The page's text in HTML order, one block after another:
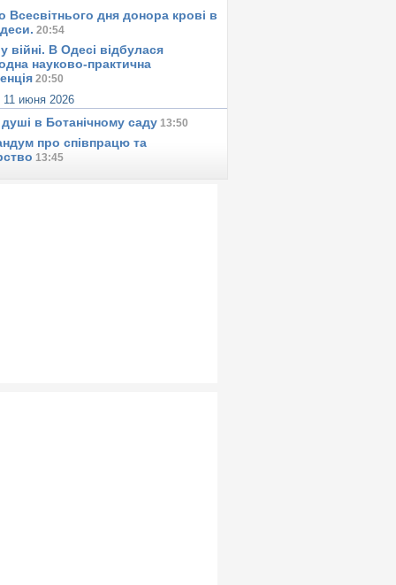
Всесвітнього дня донора крові в
20:54
у вiйнi. В Одесi вiдбулася
науково-практична
20:50
11 июня 2026
душi в Ботанiчному саду 13:50
про співпрацю та
13:45